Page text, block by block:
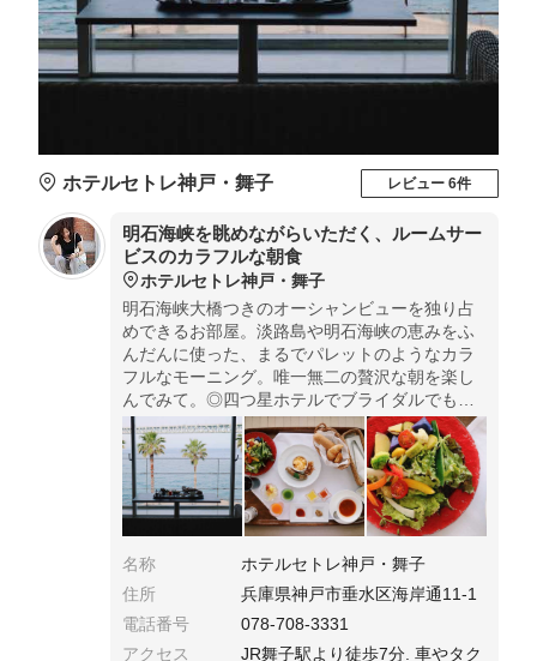
ホテルセトレ神戸・舞子 レビュー 6件
明石海峡を眺めながらいただく、ルームサー
ビスのカラフルな朝食
ホテルセトレ神戸・舞子
明石海峡大橋つきのオーシャンビューを独り占
めできるお部屋。淡路島や明石海峡の恵みをふ
んだんに使った、まるでパレットのようなカラ
フルなモーニング。唯一無二の贅沢な朝を楽し
んでみて。◎四つ星ホテルでブライダルでも人
気のホテル。レストランでの夕食もプラスされ
た女性一人旅プランもあります。もちろん食事
のみのご利用も可能です。
名称
ホテルセトレ神戸・舞子
住所
兵庫県神戸市垂水区海岸通11-1
電話番号
078-708-3331
アクセス
JR舞子駅より徒歩7分. 車やタク